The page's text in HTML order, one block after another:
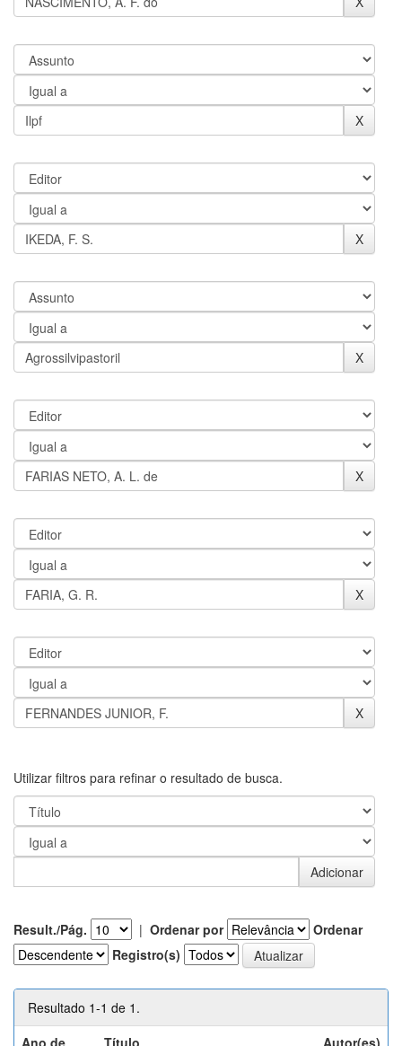
Utilizar filtros para refinar o resultado de busca.
Result./Pág. | Ordenar por
Ordenar
Registro(s)
Resultado 1-1 de 1.
Ano de
Título Autor(es)